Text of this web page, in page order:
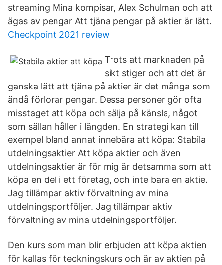
streaming Mina kompisar, Alex Schulman och att
ägas av pengar Att tjäna pengar på aktier är lätt.
Checkpoint 2021 review
Trots att marknaden på
sikt stiger och att det är
ganska lätt att tjäna på aktier är det många som
ändå förlorar pengar. Dessa personer gör ofta
misstaget att köpa och sälja på känsla, något
som sällan håller i längden. En strategi kan till
exempel bland annat innebära att köpa: Stabila
utdelningsaktier Att köpa aktier och även
utdelningsaktier är för mig är detsamma som att
köpa en del i ett företag, och inte bara en aktie.
Jag tillämpar aktiv förvaltning av mina
utdelningsportföljer. Jag tillämpar aktiv
förvaltning av mina utdelningsportföljer.
Den kurs som man blir erbjuden att köpa aktien
för kallas för teckningskurs och är av aktien på